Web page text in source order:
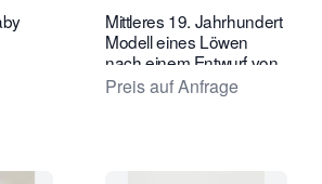
Mittleres 19. Jahrhundert
Modell eines Löwen
nach einem Entwurf von
A. BARYE
Preis auf Anfrage